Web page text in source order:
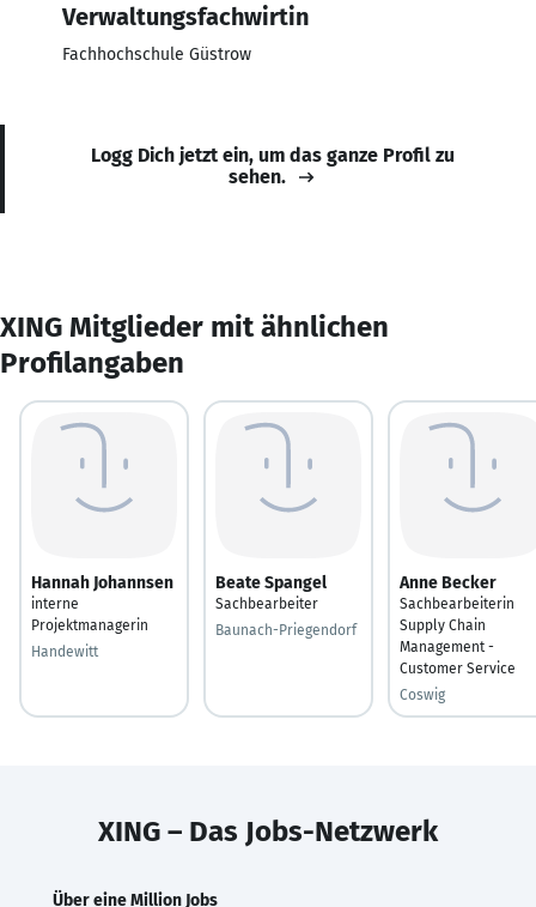
Verwaltungsfachwirtin
Fachhochschule Güstrow
Logg Dich jetzt ein, um das ganze Profil zu
sehen.
XING Mitglieder mit ähnlichen
Profilangaben
Hannah Johannsen
interne
Projektmanagerin
Handewitt
Beate Spangel
Sachbearbeiter
Baunach-Priegendorf
Anne Becker
Sachbearbeiterin
Supply Chain
Management -
Customer Service
Coswig
XING – Das Jobs-Netzwerk
Über eine Million Jobs